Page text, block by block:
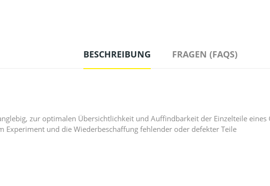
BESCHREIBUNG FRAGEN (FAQS)
zur optimalen Übersichtlichkeit und Auffindbarkeit der Einzelteile eines
Experiment und die Wiederbeschaffung fehlender oder defekter Teile